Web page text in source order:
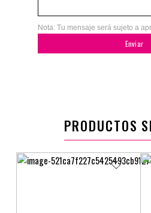
Nota: Tu mensaje será sujeto a
Enviar
PRODUCTOS